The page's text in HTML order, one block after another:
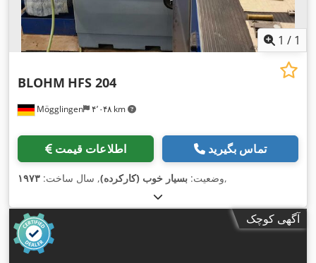
1 / 1
Mögglingen ۴٬۰۴۸ km
BLOHM HFS 204
اطلاعات قیمت تماس بگیرید
وضعیت: بسیار خوب (کارکرده), سال ساخت: ۱۹۷۳ ,
آگهی کوچک